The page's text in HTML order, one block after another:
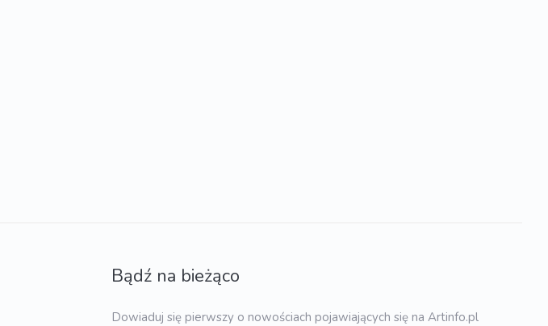
Bądź na bieżąco
Dowiaduj się pierwszy o nowościach pojawiających się na Artinfo.pl